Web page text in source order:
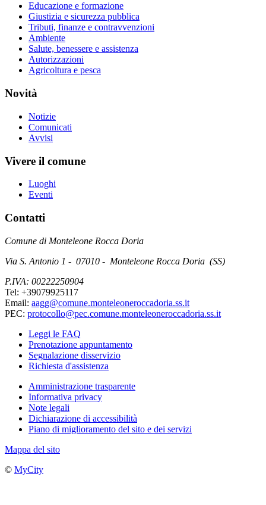
Educazione e formazione
Giustizia e sicurezza pubblica
Tributi, finanze e contravvenzioni
Ambiente
Salute, benessere e assistenza
Autorizzazioni
Agricoltura e pesca
Novità
Notizie
Comunicati
Avvisi
Vivere il comune
Luoghi
Eventi
Contatti
Comune di Monteleone Rocca Doria
Via S. Antonio 1 - 07010 - Monteleone Rocca Doria (SS)
P.IVA: 00222250904
Tel: +39079925117
Email: aagg@comune.monteleoneroccadoria.ss.it
PEC: protocollo@pec.comune.monteleoneroccadoria.ss.it
Leggi le FAQ
Prenotazione appuntamento
Segnalazione disservizio
Richiesta d'assistenza
Amministrazione trasparente
Informativa privacy
Note legali
Dichiarazione di accessibilità
Piano di miglioramento del sito e dei servizi
Mappa del sito
© MyCity